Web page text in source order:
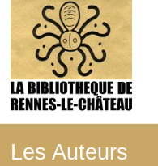
contenu
La
Bibliothèque
de
Rennes-
le-
Les Auteurs